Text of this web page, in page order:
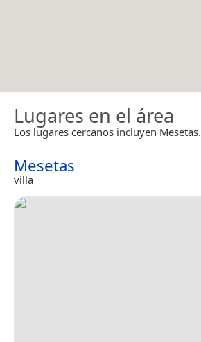
Lugares en el área
Los lugares cercanos incluyen Mesetas.
Mesetas
villa